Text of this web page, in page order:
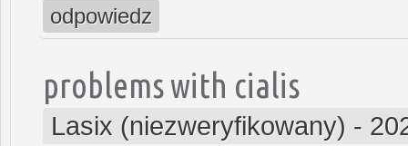
odpowiedz
problems with cialis
Lasix (niezweryfikowany) -